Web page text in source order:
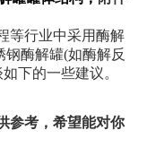
等行业中采用酶解
酶解罐(如酶解反
下的一些建议。
参考，希望能对你